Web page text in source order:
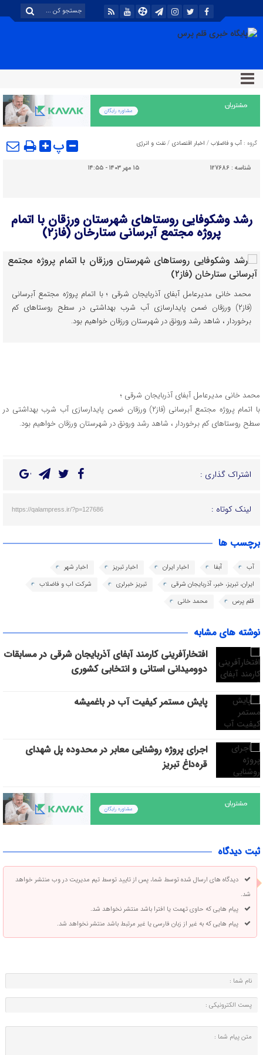
گروه : آب و فاضلاب / اخبار اقتصادی / نفت و انرژی پ
شناسه : 127686 ۱۵ مهر ۱۴۰۳ - ۱۴:۵۵
رشد وشکوفایی روستاهای شهرستان ورزقان با اتمام
پروژه مجتمع آبرسانی ستارخان (فاز۲)
محمد خانی مدیرعامل آبفای آذربایجان شرقی ؛ با اتمام پروژه مجتمع آبرسانی
(فاز۲) ورزقان ضمن پایدارسازی آب شرب بهداشتی در سطح روستاهای کم
برخوردار ، شاهد رشد ورونق در شهرستان ورزقان خواهیم بود.
محمد خانی مدیرعامل آبفای آذربایجان شرقی ؛
با اتمام پروژه مجتمع آبرسانی (فاز۲) ورزقان ضمن پایدارسازی آب شرب بهداشتی در
سطح روستاهای کم برخوردار ، شاهد رشد ورونق در شهرستان ورزقان خواهیم بود.
اشتراک گذاری :
لینک کوتاه : https://qalampress.ir/?p=127686
برچسب ها
آب آبفا اخبار ایران اخبار تبریز
اخبار شهر
ایران، تبریز، خبر، آذربایجان شرقی
تبریز خبرلری
شرکت اب و فاضلاب
قلم پرس
محمد خانی
نوشته های مشابه
افتخارآفرینی کارمند آبفای آذربایجان شرقی در مسابقات
دوومیدانی استانی و انتخابی کشوری
پایش مستمر کیفیت آب در باغمیشه
اجرای پروژه روشنایی معابر در محدوده پل شهدای
قره‌داغ تبریز
ثبت دیدگاه
دیدگاه های ارسال شده توسط شما، پس از تایید توسط تیم مدیریت در وب منتشر خواهد
شد.
پیام هایی که حاوی تهمت یا افترا باشد منتشر نخواهد شد.
پیام هایی که به غیر از زبان فارسی یا غیر مرتبط باشد منتشر نخواهد شد.